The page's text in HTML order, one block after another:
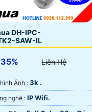
DH-IPC-
SAW-IL
Liên Hệ
hình Ảnh : 3k .
⚙ Camera Công nghệ : IP Wifi.